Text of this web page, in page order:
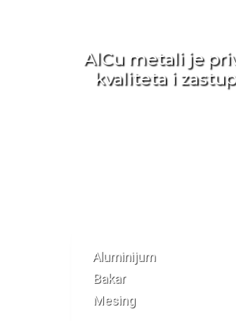
AlCu metali je
kvaliteta i
Aluminijum
Bakar
Mesing